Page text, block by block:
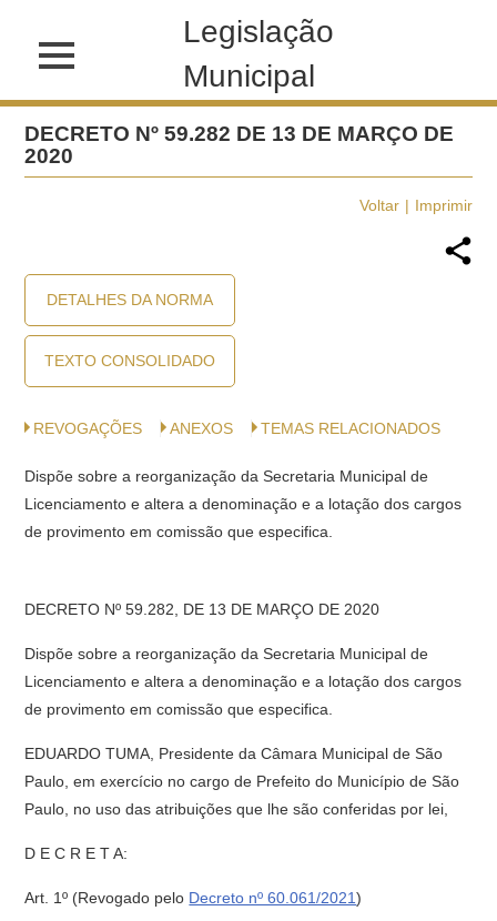
Legislação
Municipal
DECRETO Nº 59.282 DE 13 DE MARÇO DE
2020
Voltar Imprimir
DETALHES DA NORMA
TEXTO CONSOLIDADO
REVOGAÇÕES ANEXOS TEMAS RELACIONADOS
Dispõe sobre a reorganização da Secretaria Municipal de
Licenciamento e altera a denominação e a lotação dos cargos
de provimento em comissão que especifica.
DECRETO Nº 59.282, DE 13 DE MARÇO DE 2020
Dispõe sobre a reorganização da Secretaria Municipal de
Licenciamento e altera a denominação e a lotação dos cargos
de provimento em comissão que especifica.
EDUARDO TUMA, Presidente da Câmara Municipal de São
Paulo, em exercício no cargo de Prefeito do Município de São
Paulo, no uso das atribuições que lhe são conferidas por lei,
D E C R E T A:
Art. 1º (Revogado pelo Decreto nº 60.061/2021)